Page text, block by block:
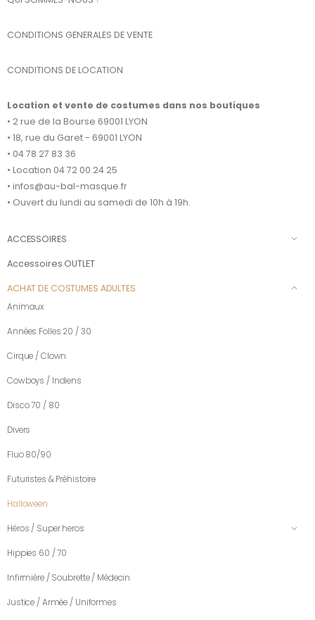
CONDITIONS GENERALES DE VENTE
CONDITIONS DE LOCATION
Location et vente de costumes dans nos boutiques
• 2 rue de la Bourse 69001 LYON
• 18, rue du Garet - 69001 LYON
• 04 78 27 83 36
• Location 04 72 00 24 25
• infos@au-bal-masque.fr
• Ouvert du lundi au samedi de 10h à 19h.
ACCESSOIRES
Accessoires OUTLET
ACHAT DE COSTUMES ADULTES
Animaux
Années Folles 20 / 30
Cirque / Clown
Cowboys / Indiens
Disco 70 / 80
Divers
Fluo 80/90
Futuristes & Préhistoire
Halloween
Héros / Super heros
Hippies 60 / 70
Infirmière / Soubrette / Médecin
Justice / Armée / Uniformes